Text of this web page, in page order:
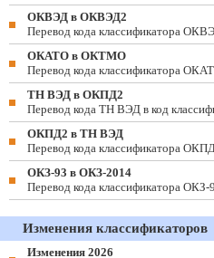
ОКВЭД в ОКВЭД2
Перевод кода классификатора
ОКАТО в ОКТМО
Перевод кода классификатора
ТН ВЭД в ОКПД2
Перевод кода ТН ВЭД в код
ОКПД2 в ТН ВЭД
Перевод кода классификатора
ОКЗ-93 в ОКЗ-2014
Перевод кода классификатора
Изменения классификаторов
Изменения 2026